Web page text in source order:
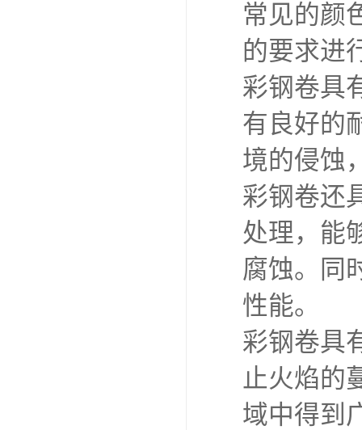
常见的颜
的要求进
彩钢卷具
有良好的
境的侵蚀
彩钢卷还
处理，能
腐蚀。同
性能。
彩钢卷具
止火焰的
域中得到